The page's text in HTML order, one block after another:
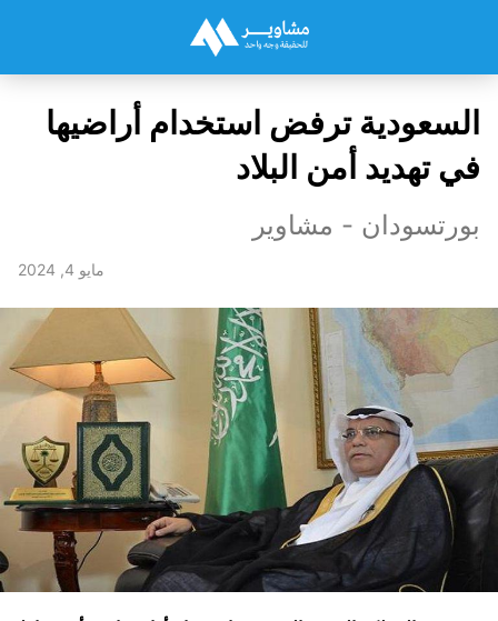
السعودية ترفض استخدام أراضيها
في تهديد أمن البلاد
بورتسودان - مشاوير
مايو 4, 2024